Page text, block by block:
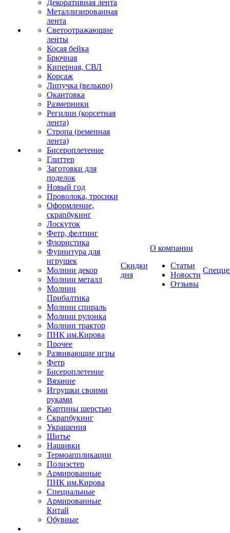
Декоративная лента
Металлизированная
лента
Светоотражающие
ленты
Косая бейка
Брючная
Киперная, СВЛ
Корсаж
Липучка (велькро)
Окантовка
Размерники
Регилин (корсетная
лента)
Стропа (ременная
лента)
Бисероплетение
Глиттер
Заготовки для
поделок
Новый год
Проволока, тросики
Оформление,
скрапбукинг
Лоскуток
Фетр, фелтинг
Флористика
Фурнитура для
игрушек
Молнии декор
Молнии металл
Молнии
Прибалтика
Молнии спираль
Молнии рулонка
Молнии трактор
ПНК им.Кирова
Прочее
Развивающие игры
Фетр
Бисероплетение
Вязание
Игрушки своими
руками
Картины шерстью
Скрапбукинг
Украшения
Шитье
Нашивки
Термоаппликации
Полиэстер
Армированные
ПНК им.Кирова
Специальные
Армированные
Китай
Обувные
Скидки
дня
О компании
Статьи
Новости
Отзывы